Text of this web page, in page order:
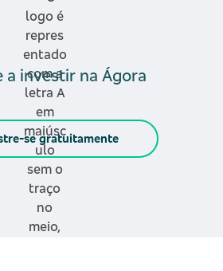
a investir na Ágora
se gratuitamente